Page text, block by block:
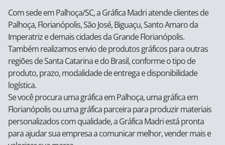
Com sede em Palhoça/SC, a Gráfica Madri atende clientes de
Palhoça, Florianópolis, São José, Biguaçu, Santo Amaro da
Imperatriz e demais cidades da Grande Florianópolis.
Também realizamos envio de produtos gráficos para outras
regiões de Santa Catarina e do Brasil, conforme o tipo de
produto, prazo, modalidade de entrega e disponibilidade
logística.
Se você procura uma gráfica em Palhoça, uma gráfica em
Florianópolis ou uma gráfica parceira para produzir materiais
personalizados com qualidade, a Gráfica Madri está pronta
para ajudar sua empresa a comunicar melhor, vender mais e